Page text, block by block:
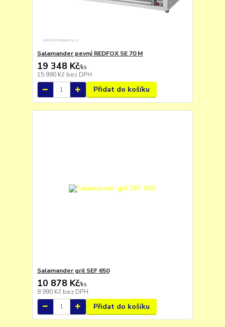
Salamander pevný REDFOX SE 70 M
19 348 Kč/ks
15 990 Kč bez DPH
Přidat do košíku
Salamander gril SEF 650
10 878 Kč/ks
8 990 Kč bez DPH
Přidat do košíku